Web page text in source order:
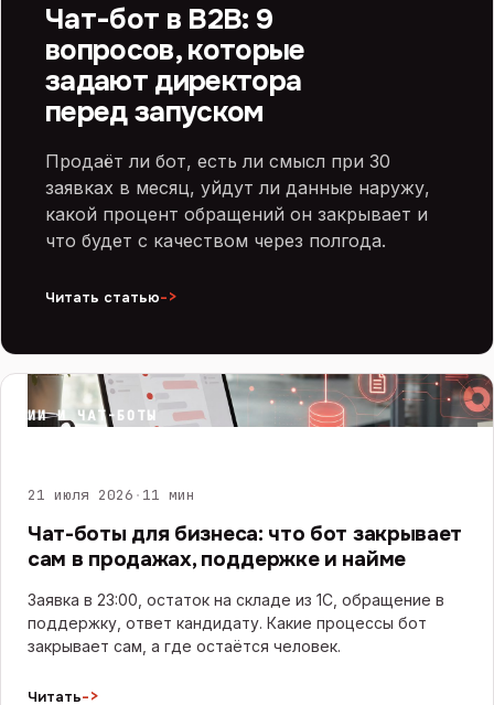
Чат-бот в B2B: 9
вопросов, которые
задают директора
перед запуском
Продаёт ли бот, есть ли смысл при 30
заявках в месяц, уйдут ли данные наружу,
какой процент обращений он закрывает и
что будет с качеством через полгода.
Читать статью->
ИИ И ЧАТ-БОТЫ
21 июля 2026 · 11 мин
Чат-боты для бизнеса: что бот закрывает
сам в продажах, поддержке и найме
Заявка в 23:00, остаток на складе из 1С, обращение в
поддержку, ответ кандидату. Какие процессы бот
закрывает сам, а где остаётся человек.
Читать->